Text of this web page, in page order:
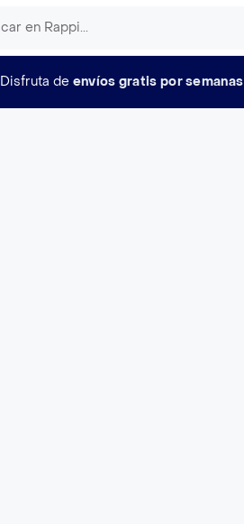
Disfruta de envíos gratis por semanas